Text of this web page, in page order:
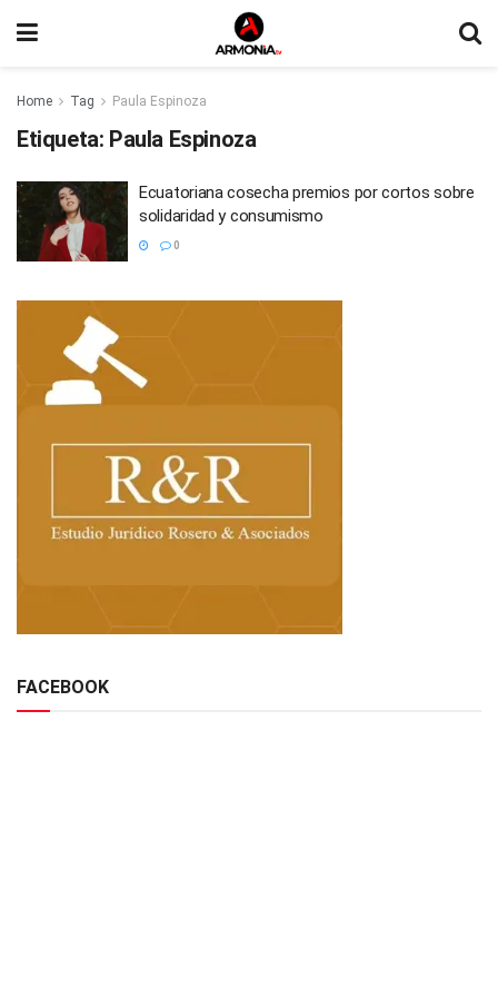
Home Tag Paula Espinoza
Etiqueta: Paula Espinoza
Ecuatoriana cosecha premios por cortos sobre
solidaridad y consumismo
0
FACEBOOK